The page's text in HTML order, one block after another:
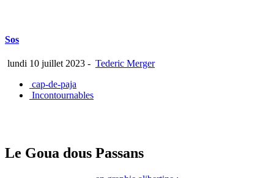
Sos
lundi 10 juillet 2023 - Tederic Merger
cap-de-paja
Incontournables
Le Goua dous Passans